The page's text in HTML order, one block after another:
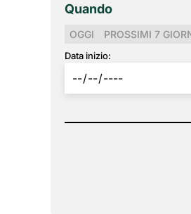
Quando
OGGI PROSSIMI 7
Data inizio: